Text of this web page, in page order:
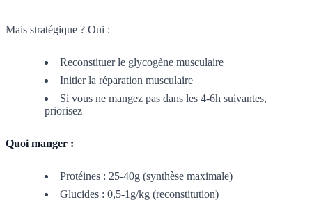
Mais stratégique ? Oui :
Reconstituer le glycogène musculaire
Initier la réparation musculaire
Si vous ne mangez pas dans les 4-6h suivantes,
priorisez
Quoi manger :
Protéines : 25-40g (synthèse maximale)
Glucides : 0,5-1g/kg (reconstitution)